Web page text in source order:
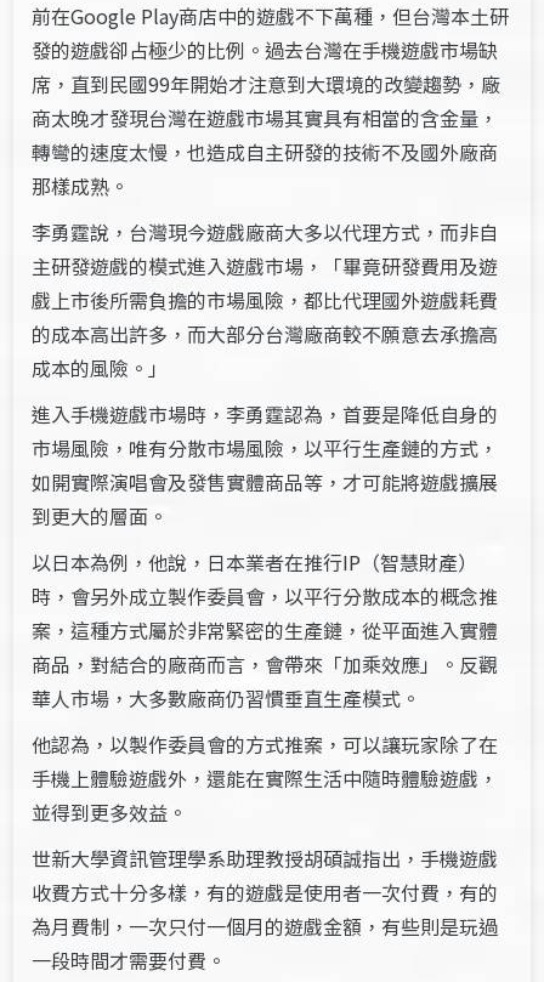
前在Google Play商店中的遊戲不下萬種，但台灣本土研
發的遊戲卻占極少的比例。過去台灣在手機遊戲市場缺
席，直到民國99年開始才注意到大環境的改變趨勢，廠
商太晚才發現台灣在遊戲市場其實具有相當的含金量，
轉彎的速度太慢，也造成自主研發的技術不及國外廠商
那樣成熟。
李勇霆說，台灣現今遊戲廠商大多以代理方式，而非自
主研發遊戲的模式進入遊戲市場，「畢竟研發費用及遊
戲上市後所需負擔的市場風險，都比代理國外遊戲耗費
的成本高出許多，而大部分台灣廠商較不願意去承擔高
成本的風險。」
進入手機遊戲市場時，李勇霆認為，首要是降低自身的
市場風險，唯有分散市場風險，以平行生產鏈的方式，
如開實際演唱會及發售實體商品等，才可能將遊戲擴展
到更大的層面。
以日本為例，他說，日本業者在推行IP（智慧財產）
時，會另外成立製作委員會，以平行分散成本的概念推
案，這種方式屬於非常緊密的生產鏈，從平面進入實體
商品，對結合的廠商而言，會帶來「加乘效應」。反觀
華人市場，大多數廠商仍習慣垂直生產模式。
他認為，以製作委員會的方式推案，可以讓玩家除了在
手機上體驗遊戲外，還能在實際生活中隨時體驗遊戲，
並得到更多效益。
世新大學資訊管理學系助理教授胡碩誠指出，手機遊戲
收費方式十分多樣，有的遊戲是使用者一次付費，有的
為月費制，一次只付一個月的遊戲金額，有些則是玩過
一段時間才需要付費。